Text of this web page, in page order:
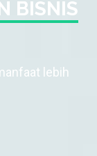
BISNIS
lebih